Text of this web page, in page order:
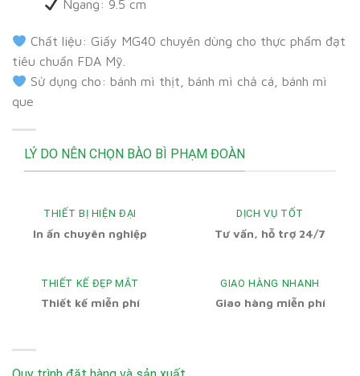
Ngang: 9.5 cm
Chất liệu: Giấy MG40 chuyên dùng cho thực phẩm đạt
tiêu chuẩn FDA Mỹ.
Sử dụng cho: bánh mì thịt, bánh mì chả cá, bánh mì
que
LÝ DO NÊN CHỌN BÀO BÌ PHẠM ĐOÀN
THIẾT BỊ HIỆN ĐẠI
In ấn chuyên nghiệp
DỊCH VỤ TỐT
Tư vấn, hỗ trợ 24/7
THIẾT KẾ ĐẸP MẮT
Thiết kế miễn phí
GIAO HÀNG NHANH
Giao hàng miễn phí